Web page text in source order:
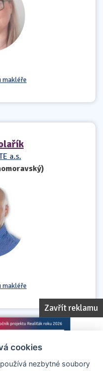
Zavřít reklamu
makléře
a.s.
makléře
cookies
nezbytné soubory